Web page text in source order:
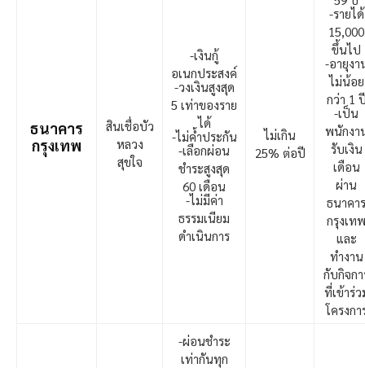
ธนาคาร
กรุงเทพ
สินเชื่อบัว
หลวง
สุขใจ
-เงินกู้
อเนกประสงค์
-วงเงินสูงสุด
5 เท่าของราย
ได้
-ไม่ค้ำประกัน
-เลือกผ่อน
ชำระสูงสุด
60 เดือน
-ไม่มีค่า
ธรรมเนียม
ดำเนินการ
ไม่เกิน
25% ต่อปี
-รายได้
15,000
ขึ้นไป
-อายุงา
ไม่น้อย
กว่า 1
-เป็น
พนักงา
รับเงิน
เดือน
ผ่าน
ธนาคาร
กรุงเทพ
และ
ทำงาน
กับกิจกา
ที่เข้าร่ว
โครงกา
-ผ่อนชำระ
เท่ากันทุก